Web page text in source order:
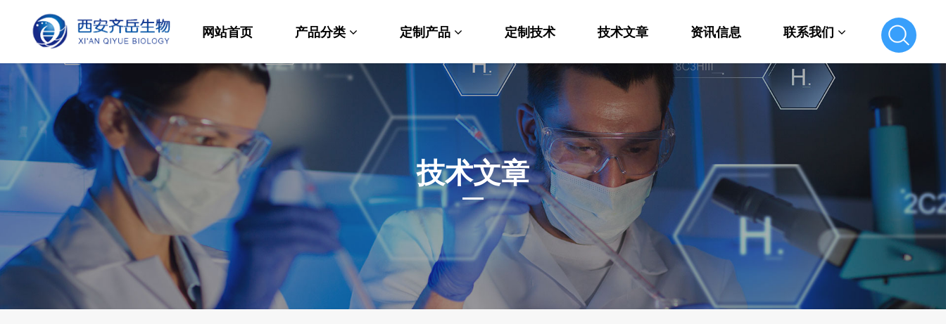
网站首页 产品分类
材料科学
生命科学
发光材料
功能性化学
分析化学
其他产品
定制产品
纳米材料定制
PEG衍生物
荧光标记定制
MOF材料定制
小分子定制
多肽定制
其他材料定制
定制技术 技术文章 资讯信息 联系我们
联系我们
技术文章